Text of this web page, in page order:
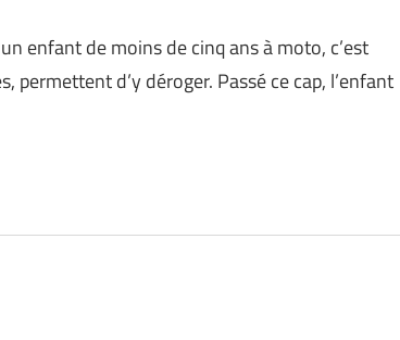
enfant de moins de cinq ans à moto, c’est
d’y déroger. Passé ce cap, l’enfant